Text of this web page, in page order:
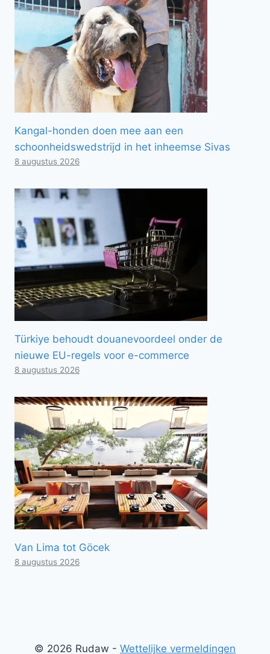
Kangal-honden doen mee aan een
schoonheidswedstrijd in het inheemse Sivas
8 augustus 2026
Türkiye behoudt douanevoordeel onder de
nieuwe EU-regels voor e-commerce
8 augustus 2026
Van Lima tot Göcek
8 augustus 2026
© 2026 Rudaw - Wettelijke vermeldingen